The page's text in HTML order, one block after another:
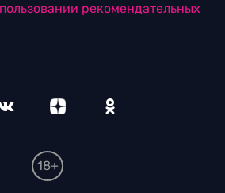
рекомендательных
18+